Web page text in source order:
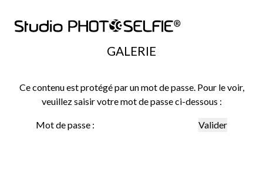
GALERIE
Ce contenu est protégé par un mot de passe. Pour le voir,
veuillez saisir votre mot de passe ci-dessous :
Mot de passe :